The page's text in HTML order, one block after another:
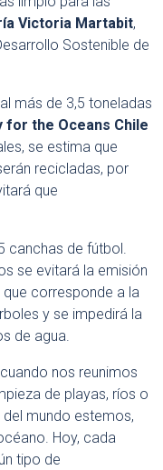
Victoria Martabit,
Sostenible de
más de 3,5 toneladas
for the Oceans Chile
se estima que
recicladas, por
que
canchas de fútbol.
se evitará la emisión
que corresponde a la
y se impedirá la
de agua.
nos reunimos
de playas, ríos o
mundo estemos,
Hoy, cada
tipo de